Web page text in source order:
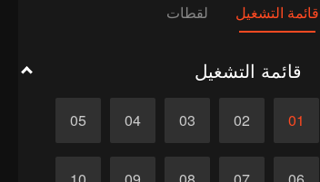
قائمة التشغيل لقطات
قائمة التشغيل
01
02
03
04
05